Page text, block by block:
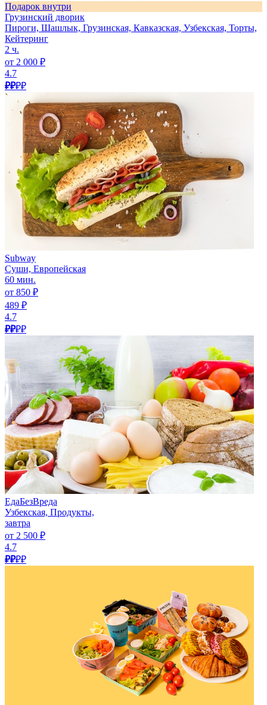
Подарок внутри
Грузинский дворик
Пироги, Шашлык, Грузинская, Кавказская, Узбекская, Торты,
Кейтеринг
2 ч.
от 2 000 ₽
4.7
₽₽₽₽
Subway
Суши, Европейская
60 мин.
от 850 ₽
489 ₽
4.7
₽₽₽₽
ЕдаБезВреда
Узбекская, Продукты,
завтра
от 2 500 ₽
4.7
₽₽₽₽